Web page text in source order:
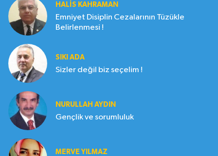
HALIS KAHRAMAN
Emniyet Disiplin Cezalarının Tüzükle
Belirlenmesi !
SIKI ADA
Sizler değil biz seçelim !
NURULLAH AYDIN
Gençlik ve sorumluluk
MERVE YILMAZ